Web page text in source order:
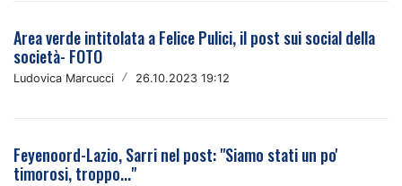
Area verde intitolata a Felice Pulici, il post sui social della
società- FOTO
Ludovica Marcucci / 26.10.2023 19:12
Feyenoord-Lazio, Sarri nel post: "Siamo stati un po'
timorosi, troppo..."